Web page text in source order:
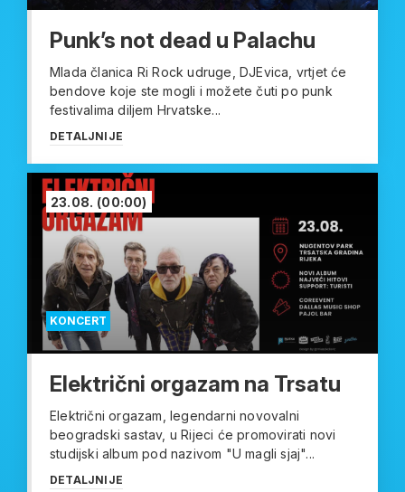
Punk’s not dead u Palachu
Mlada članica Ri Rock udruge, DJEvica, vrtjet će
bendove koje ste mogli i možete čuti po punk
festivalima diljem Hrvatske...
DETALJNIJE
KONCERT
23.08. (00:00)
Električni orgazam na Trsatu
Električni orgazam, legendarni novovalni
beogradski sastav, u Rijeci će promovirati novi
studijski album pod nazivom "U magli sjaj"...
DETALJNIJE